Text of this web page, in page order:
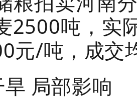
2500吨，实
元/吨，成交
局部影响